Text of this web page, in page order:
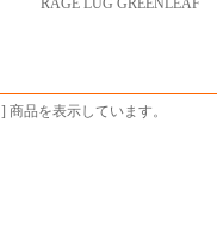
RAGE LUG GREENLEAF
] 商品を表示しています。